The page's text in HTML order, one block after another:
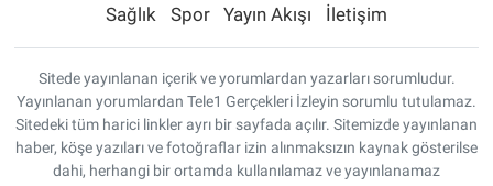
Sağlık
Spor Yayın Akışı İletişim
Sitede yayınlanan içerik ve yorumlardan yazarları sorumludur.
Yayınlanan yorumlardan Tele1 Gerçekleri İzleyin sorumlu tutulamaz.
Sitedeki tüm harici linkler ayrı bir sayfada açılır. Sitemizde yayınlanan
haber, köşe yazıları ve fotoğraflar izin alınmaksızın kaynak gösterilse
dahi, herhangi bir ortamda kullanılamaz ve yayınlanamaz